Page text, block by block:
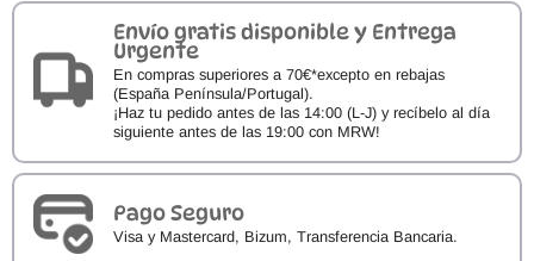
Envío gratis disponible y Entrega
Urgente
En compras superiores a 70€*excepto en rebajas
(España Península/Portugal).
¡Haz tu pedido antes de las 14:00 (L-J) y recíbelo al día
siguiente antes de las 19:00 con MRW!
Pago Seguro
Visa y Mastercard, Bizum, Transferencia Bancaria.